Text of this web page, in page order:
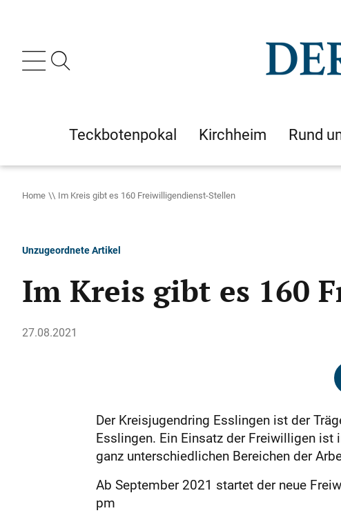
Teckbotenpokal Kirchheim Rund
Home Im Kreis gibt es 160 Freiwilligendienst-Stellen
Unzugeordnete Artikel
Im Kreis gibt es 160
27.08.2021
Der Kreisjugendring Esslingen ist der
Esslingen. Ein Einsatz der Freiwilligen
ganz unterschiedlichen Bereichen der
Ab September 2021 startet der neue
pm